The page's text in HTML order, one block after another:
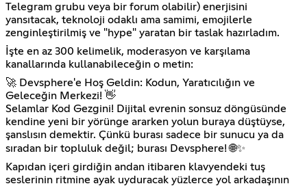
Telegram grubu veya bir forum olabilir) enerjisini
yansıtacak, teknoloji odaklı ama samimi, emojilerle
zenginleştirilmiş ve "hype" yaratan bir taslak hazırladım.
İşte en az 300 kelimelik, moderasyon ve karşılama
kanallarında kullanabileceğin o metin:
🚀 Devsphere'e Hoş Geldin: Kodun, Yaratıcılığın ve
Geleceğin Merkezi! 👋
Selamlar Kod Gezgini! Dijital evrenin sonsuz döngüsünde
kendine yeni bir yörünge ararken yolun buraya düştüyse,
şanslısın demektir. Çünkü burası sadece bir sunucu ya da
sıradan bir topluluk değil; burası Devsphere! 🌐✨
Kapıdan içeri girdiğin andan itibaren klavyendeki tuş
seslerinin ritmine ayak uyduracak yüzlerce yol arkadaşının